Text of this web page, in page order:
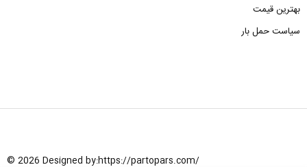
بهترین قیمت
سیاست حمل بار
© 2026 Designed by:https://partopars.com/